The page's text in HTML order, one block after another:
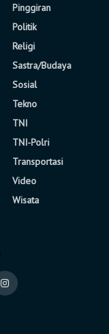
Pinggiran
Politik
Religi
Sastra/Budaya
Sosial
Tekno
TNI
TNI-Polri
Transportasi
Video
Wisata